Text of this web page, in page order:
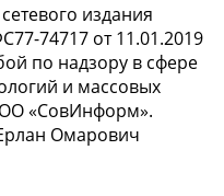
издания
74717 от 11.01.2019
по надзору в сфере
и массовых
«СовИнформ».
Омарович